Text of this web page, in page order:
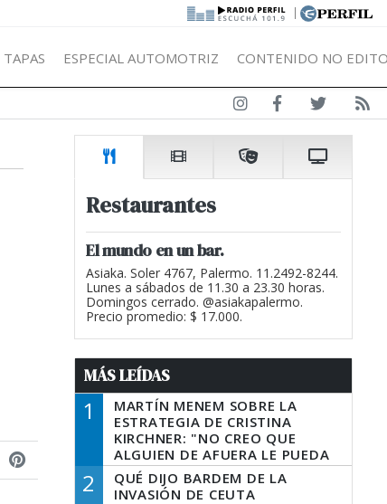
|
TAPAS ESPECIAL AUTOMOTRIZ CONTENIDO NO
Restaurantes
El mundo en un bar.
Asiaka. Soler 4767, Palermo. 11.2492-8244.
Lunes a sábados de 11.30 a 23.30 horas.
Domingos cerrado. @asiakapalermo.
Precio promedio: $ 17.000.
MÁS LEÍDAS
1
MARTÍN MENEM SOBRE LA
ESTRATEGIA DE CRISTINA
KIRCHNER: "NO CREO QUE
ALGUIEN DE AFUERA LE PUEDA
DECIR A LA JUSTICIA LO QUE
TIENE QUE HACER"
2
QUÉ DIJO BARDEM DE LA
INVASIÓN DE CEUTA